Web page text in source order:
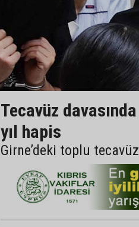
Tecavüz
yıl hapis
Girne’deki toplu